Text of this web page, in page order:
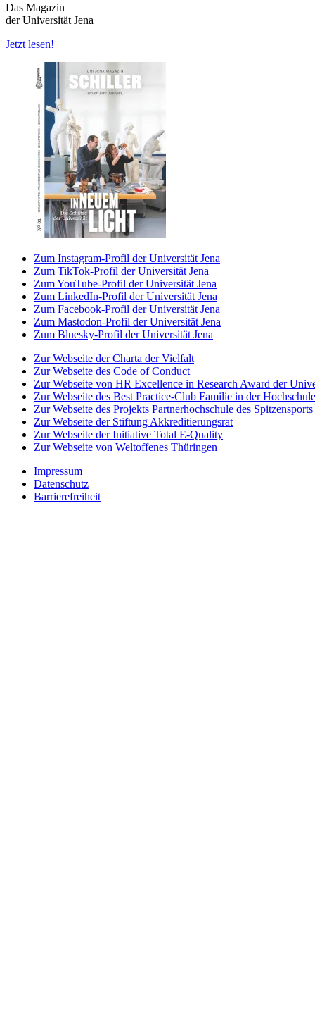
Das Magazin
der Universität Jena
Jetzt lesen!
Zum Instagram-Profil der Universität Jena
Zum TikTok-Profil der Universität Jena
Zum YouTube-Profil der Universität Jena
Zum LinkedIn-Profil der Universität Jena
Zum Facebook-Profil der Universität Jena
Zum Mastodon-Profil der Universität Jena
Zum Bluesky-Profil der Universität Jena
Zur Webseite der Charta der Vielfalt
Zur Webseite des Code of Conduct
Zur Webseite von HR Excellence in Research Award der
Zur Webseite des Best Practice-Club Familie in der Hochschule
Zur Webseite des Projekts Partnerhochschule des Spitzensports
Zur Webseite der Stiftung Akkreditierungsrat
Zur Webseite der Initiative Total E-Quality
Zur Webseite von Weltoffenes Thüringen
Impressum
Datenschutz
Barrierefreiheit